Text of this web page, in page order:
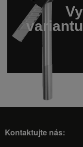
Kontaktujte nás: